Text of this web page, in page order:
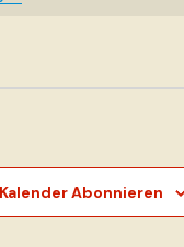
Kalender Abonnieren